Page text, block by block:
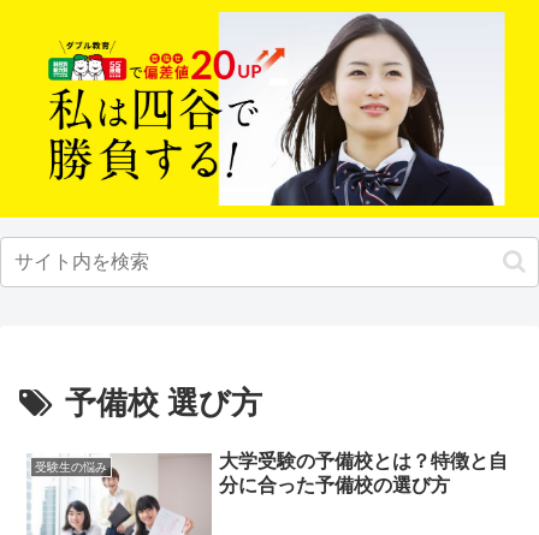
予備校 選び方
受験生の悩み
大学受験の予備校とは？特徴と自
分に合った予備校の選び方